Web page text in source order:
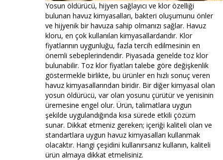
Yosun öldürücü, hijyen sağlayıcı ve klor özelliği
bulunan havuz kimyasalları, bakteri oluşumunu önler
ve hijyenik bir havuza sahip olmanızı sağlar. Havuz
kloru, en çok kullanılan kimyasallardandır. Klor
fiyatlarının uygunluğu, fazla tercih edilmesinin en
önemli sebeplerindendir. Piyasada genelde toz klor
bulunabilir. Toz klor fiyatları talebe göre değişkenlik
göstermekle birlikte, bu ürünler en hızlı sonuç veren
havuz kimyasallarından biridir. Bir diğer kimyasal olan
yosun öldürücü, var olan yosunu çürütür ve yenisinin
üremesine engel olur. Ürün, talimatlara uygun
şekilde uygulandığında kısa sürede etkili çözüm
sunar. Dikkat etmeniz gereken; içeriği kaliteli olan ve
standartlara uygun havuz kimyasalları kullanmak
olacaktır. Hangi çeşidini kullanırsanız kullanın, kaliteli
ürün almaya dikkat etmelisiniz.